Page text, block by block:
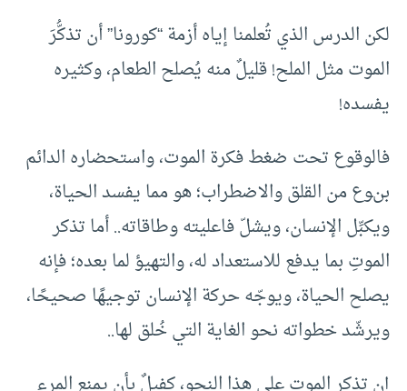
لكن الدرس الذي تُعلمنا إياه أزمة “كورونا” أن تذكُّرَ
الموت مثل الملح! قليلٌ منه يُصلح الطعام، وكثيره
يفسده!
فالوقوع تحت ضغط فكرة الموت، واستحضاره الدائم
بنوع من القلق والاضطراب؛ هو مما يفسد الحياة،
ويكبِّل الإنسان، ويشلّ فاعليته وطاقاته.. أما تذكر
الموتِ بما يدفع للاستعداد له، والتهيؤ لما بعده؛ فإنه
يصلح الحياة، ويوجّه حركة الإنسان توجيهًا صحيحًا،
ويرشّد خطواته نحو الغاية التي خُلق لها..